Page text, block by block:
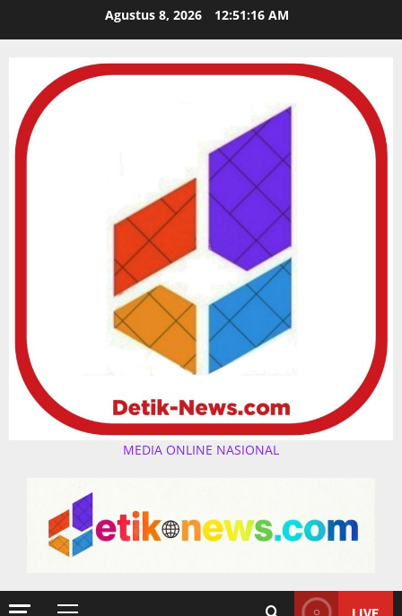
Agustus 8, 2026 12:51:17 AM
MEDIA ONLINE NASIONAL
LIVE